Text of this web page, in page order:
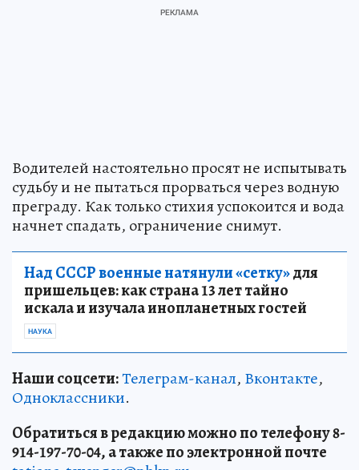
Водителей настоятельно просят не испытывать
судьбу и не пытаться прорваться через водную
преграду. Как только стихия успокоится и вода
начнет спадать, ограничение снимут.
Над СССР военные натянули «сетку»для
пришельцев: как страна 13 лет тайно
искала и изучала инопланетных гостей
НАУКА
Наши соцсети:Телеграм-канал, Вконтакте,
Одноклассники.
Обратиться в редакцию можно по телефону 8-
914-197-70-04, а также по электронной почте